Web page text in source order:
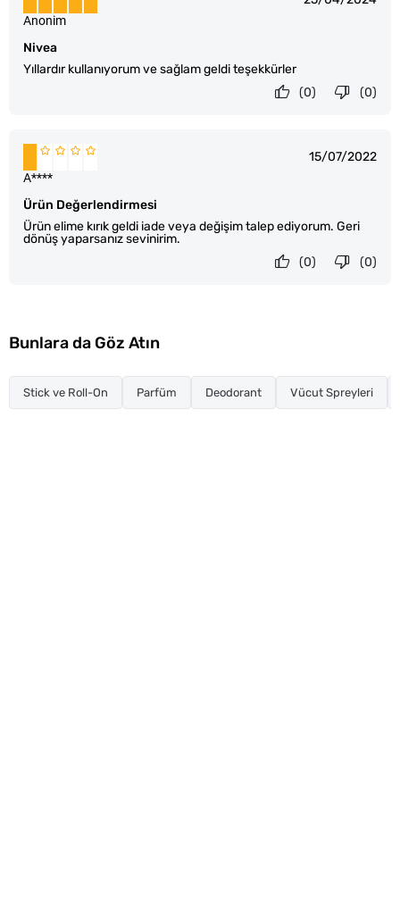
Nivea
Yıllardır kullanıyorum ve sağlam geldi teşekkürler
Anonim
(0)
(0)
15/07/2022
Ürün Değerlendirmesi
Ürün elime kırık geldi iade veya değişim talep ediyorum. Geri
dönüş yaparsanız sevinirim.
A****
(0)
(0)
Bunlara da Göz Atın
Stick ve Roll-On Parfüm Deodorant Vücut Spreyleri